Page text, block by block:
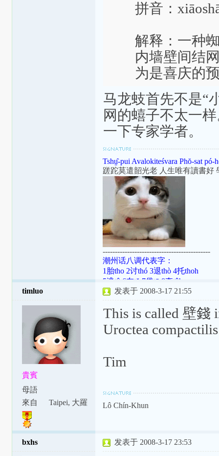
拼音：
解释：一种
内墙壁间结
为是喜庆的
马龙蚑首先不是“
网的蟢子不太一
一下专家学者。
Tshṳ̂-pui Avalokiteśvara Phŏ-sat pó-
蹉跎莫遣韶光老 人生唯有讀書好
--------------------------------------------
潮州话八调代表字：
1胎tho 2讨thó 3退thò 4托thoh
5逃tô 6在tŏ 7袋tō 8夺tôh
潮罗特殊变体：[ɯ]=ṳ=ur；
[aʔ8]=âh=a̍h；[ts]=ts=ch；
timluo
貴賓
母語
來自
Taipei, 大羅
发表于 2008-3-17 21:55
This is called 壁錢
Uroctea
Tim
Lô Chín-Khun
bxhs 发表于 2008-3-17 23:53